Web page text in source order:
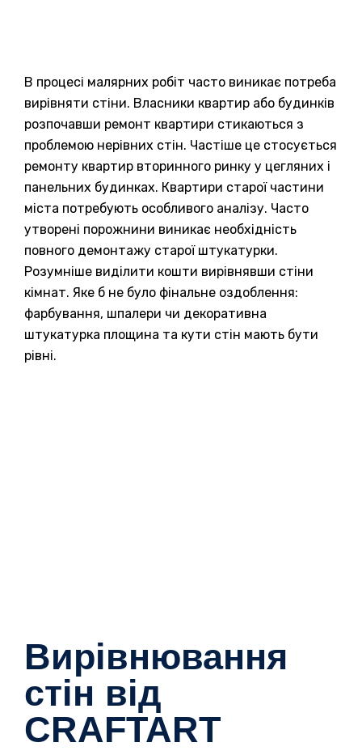
В процесі малярних робіт часто виникає потреба
вирівняти стіни. Власники квартир або будинків
розпочавши ремонт квартири стикаються з
проблемою нерівних стін. Частіше це стосується
ремонту квартир вторинного ринку у цегляних і
панельних будинках. Квартири старої частини
міста потребують особливого аналізу. Часто
утворені порожнини виникає необхідність
повного демонтажу старої штукатурки.
Розумніше виділити кошти вирівнявши стіни
кімнат. Яке б не було фінальне оздоблення:
фарбування, шпалери чи декоративна
штукатурка площина та кути стін мають бути
рівні.
Вирівнювання
стін від
CRAFTART